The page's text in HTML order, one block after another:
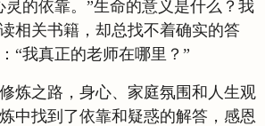
的依靠。”生命的意义是什么？我
相关书籍，却总找不着确实的答
“我真正的老师在哪里？”
炼之路，身心、家庭氛围和人生观
中找到了依靠和疑惑的解答，感恩